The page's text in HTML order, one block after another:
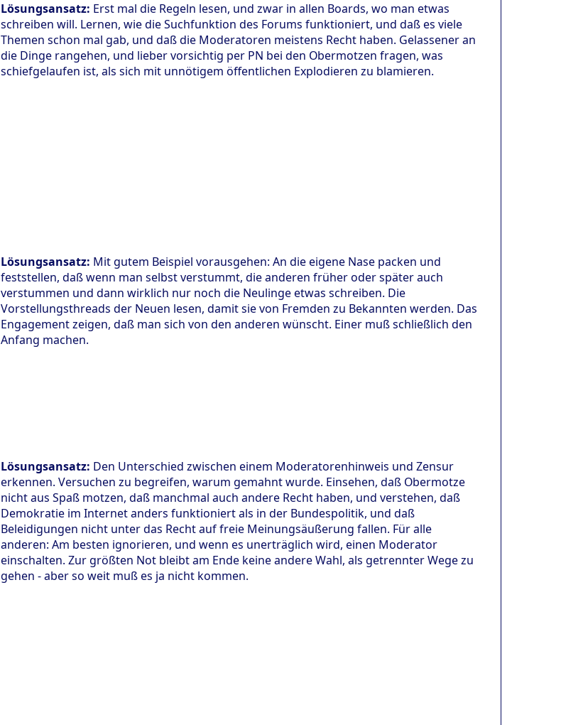
Lösungsansatz: Erst mal die Regeln lesen, und zwar in allen Boards, wo man etwas
schreiben will. Lernen, wie die Suchfunktion des Forums funktioniert, und daß es viele
Themen schon mal gab, und daß die Moderatoren meistens Recht haben. Gelassener an
die Dinge rangehen, und lieber vorsichtig per PN bei den Obermotzen fragen, was
schiefgelaufen ist, als sich mit unnötigem öffentlichen Explodieren zu blamieren.
Lösungsansatz: Mit gutem Beispiel vorausgehen: An die eigene Nase packen und
feststellen, daß wenn man selbst verstummt, die anderen früher oder später auch
verstummen und dann wirklich nur noch die Neulinge etwas schreiben. Die
Vorstellungsthreads der Neuen lesen, damit sie von Fremden zu Bekannten werden. Das
Engagement zeigen, daß man sich von den anderen wünscht. Einer muß schließlich den
Anfang machen.
Lösungsansatz: Den Unterschied zwischen einem Moderatorenhinweis und Zensur
erkennen. Versuchen zu begreifen, warum gemahnt wurde. Einsehen, daß Obermotze
nicht aus Spaß motzen, daß manchmal auch andere Recht haben, und verstehen, daß
Demokratie im Internet anders funktioniert als in der Bundespolitik, und daß
Beleidigungen nicht unter das Recht auf freie Meinungsäußerung fallen. Für alle
anderen: Am besten ignorieren, und wenn es unerträglich wird, einen Moderator
einschalten. Zur größten Not bleibt am Ende keine andere Wahl, als getrennter Wege zu
gehen - aber so weit muß es ja nicht kommen.